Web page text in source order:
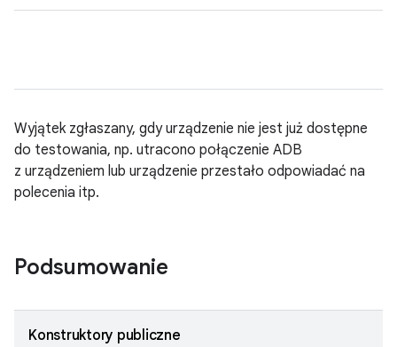
Wyjątek zgłaszany, gdy urządzenie nie jest już dostępne
do testowania, np. utracono połączenie ADB
z urządzeniem lub urządzenie przestało odpowiadać na
polecenia itp.
Podsumowanie
Konstruktory publiczne